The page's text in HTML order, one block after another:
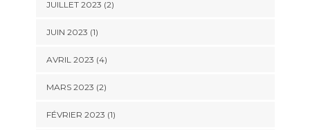
JUILLET 2023 (2)
JUIN 2023 (1)
AVRIL 2023 (4)
MARS 2023 (2)
FÉVRIER 2023 (1)